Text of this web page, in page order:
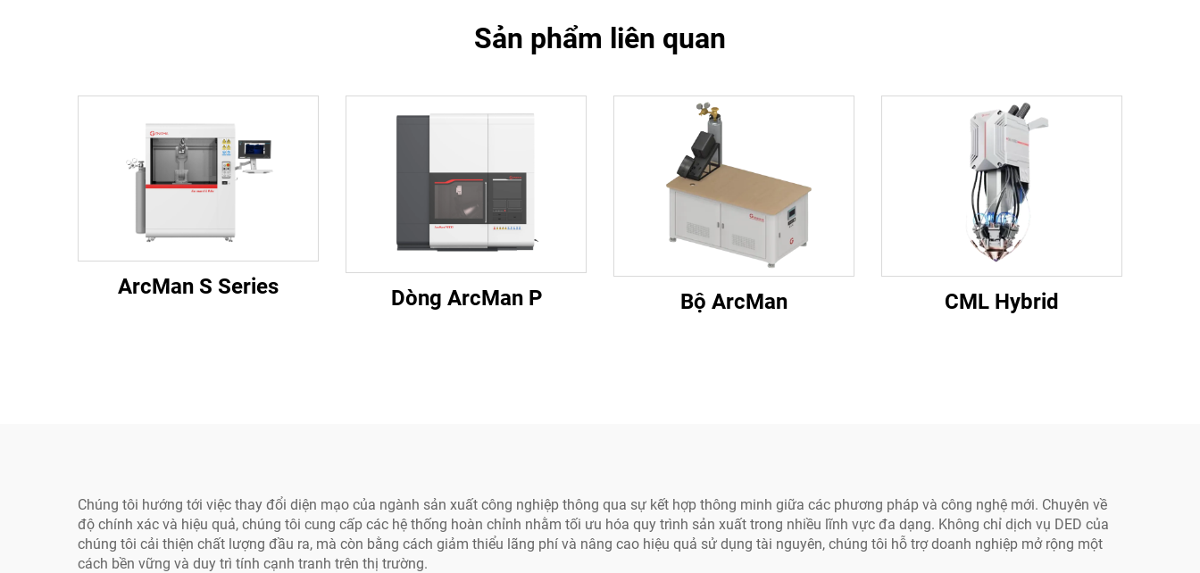
Sản phẩm liên quan
ArcMan S Series Dòng ArcMan P Bộ ArcMan CML Hybrid
Chúng tôi hướng tới việc thay đổi diện mạo của ngành sản xuất công nghiệp thông qua sự kết hợp thông minh giữa các phương pháp và công nghệ mới. Chuyên về
độ chính xác và hiệu quả, chúng tôi cung cấp các hệ thống hoàn chỉnh nhằm tối ưu hóa quy trình sản xuất trong nhiều lĩnh vực đa dạng. Không chỉ dịch vụ DED của
chúng tôi cải thiện chất lượng đầu ra, mà còn bằng cách giảm thiểu lãng phí và nâng cao hiệu quả sử dụng tài nguyên, chúng tôi hỗ trợ doanh nghiệp mở rộng một
cách bền vững và duy trì tính cạnh tranh trên thị trường.